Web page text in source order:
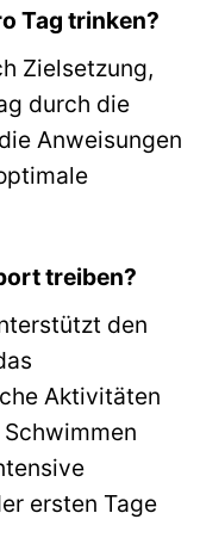
Tag trinken?
Zielsetzung,
durch die
Anweisungen
treiben?
den
Aktivitäten
ersten Tage